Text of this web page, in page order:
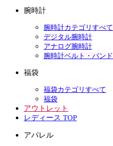
腕時計
腕時計カテゴリすべて
デジタル腕時計
アナログ腕時計
腕時計ベルト・バンド
福袋
福袋カテゴリすべて
福袋
アウトレット
レディース TOP
アパレル